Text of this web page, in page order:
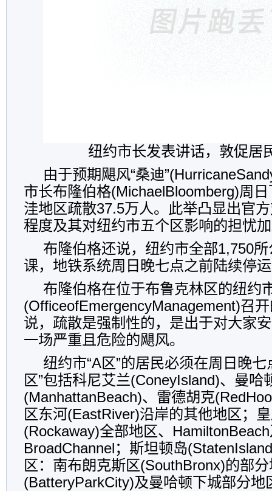
纽约市长发表讲话，敦促居
由于预期飓风“桑迪
市长布隆伯格(MichaelBloomberg)周
洼地区疏散37.5万人。此举凸显出官
程度及其对纽约市五个区影响的担忧
布隆伯格还说，纽约市全部1,750
课，地铁系统周日晚七点之前陆续停
布隆伯格在位于布鲁克林区的纽约
(OfficeofEmergencyManagement)召
说，疏散是强制性的，是出于对大家
一场严重且危险的飓风。
纽约市“A区”的居民必须在周日晚七
区”包括科尼艾兰(ConeyIsland)、曼哈
(ManhattanBeach)、雷德胡克
区东河(EastRiver)沿岸的其他地区；
(Rockaway)全部地区、
BroadChannel；斯坦顿岛
区：南布朗克斯区(SouthBronx)的部
(BatteryParkCity)及曼哈顿下城部分地